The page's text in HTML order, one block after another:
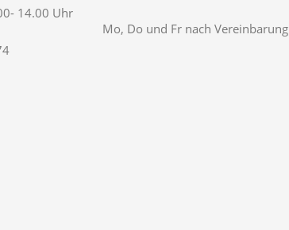
14.00 Uhr
Mo, Do und Fr nach Vereinbarung